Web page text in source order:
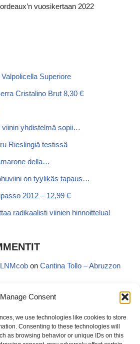
Manage Consent
we use technologies like cookies to store
Consenting to these technologies will
as browsing behavior or unique IDs on this
vuosikertaan 2022
Superiore
Cristalino Brut 8,30 €
viinin yhdistelmä sopii…
Rieslingiä testissä
della…
on tyylikäs tapaus…
2012 – 12,99 €
radikaalisti viinien hinnoittelua!
on Cantina Tollo – Abruzzon
onCantina Tollo – Abruzzon viinien
Riojasta – Ortega Ezquerro Vino de
14,88 €)